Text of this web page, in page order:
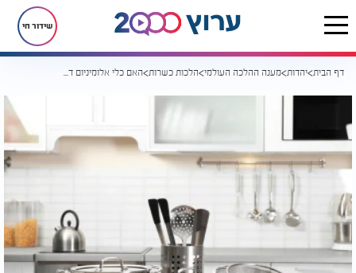
שידור חי
דף הבית יהדות מענה ההלכה העולמי הלכות כשרות האם כלי אלומיניום דורשים טבילה?